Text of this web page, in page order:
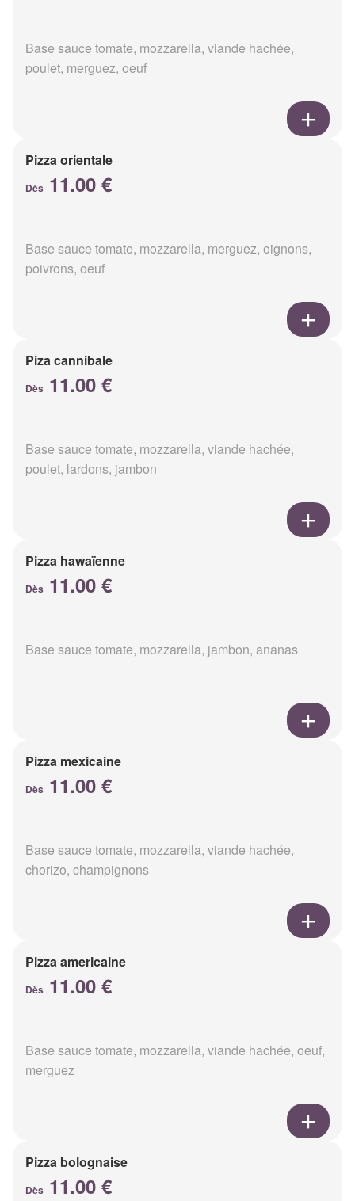
Base sauce tomate, mozzarella, viande hachée,
poulet, merguez, oeuf
Pizza orientale
Dès 11.00 €
Base sauce tomate, mozzarella, merguez, oignons,
poivrons, oeuf
Piza cannibale
Dès 11.00 €
Base sauce tomate, mozzarella, viande hachée,
poulet, lardons, jambon
Pizza hawaïenne
Dès 11.00 €
Base sauce tomate, mozzarella, jambon, ananas
Pizza mexicaine
Dès 11.00 €
Base sauce tomate, mozzarella, viande hachée,
chorizo, champignons
Pizza americaine
Dès 11.00 €
Base sauce tomate, mozzarella, viande hachée, oeuf,
merguez
Pizza bolognaise
Dès 11.00 €